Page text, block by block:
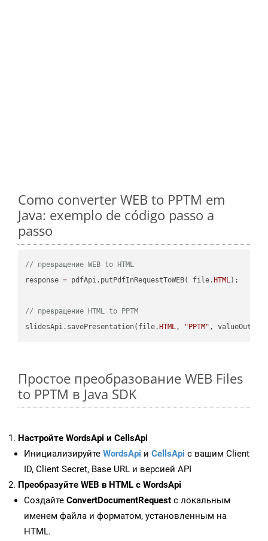
Como converter WEB to PPTM em
Java: exemplo de código passo a
passo
// превращение WEB to HTML
response = pdfApi.putPdfInRequestToWEB( file. HTML);
// превращение HTML to PPTM
slidesApi.savePresentation(file. HTML, "PPTM"
Простое преобразование WEB Files
to PPTM в Java SDK
Настройте WordsApi и CellsApi
Инициализируйте WordsApi и CellsApi с вашим Client
ID, Client Secret, Base URL и версией API
Преобразуйте WEB в HTML с WordsApi
Создайте ConvertDocumentRequest с локальным
именем файла и форматом, установленным на
HTML.